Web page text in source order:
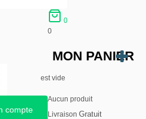
compte
0
0
MON PANIER
est vide
Aucun produit
Livraison Gratuit